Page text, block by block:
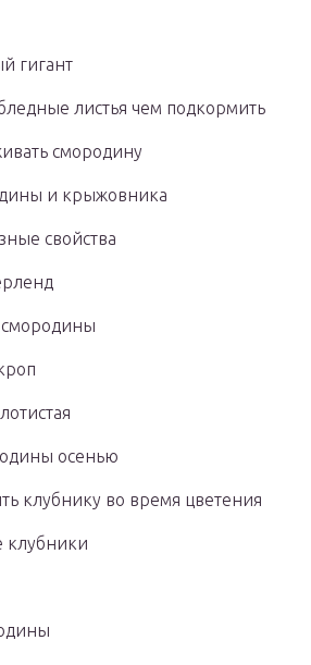
гигант
листья чем подкормить
смородину
и крыжовника
свойства
осенью
клубнику во время цветения